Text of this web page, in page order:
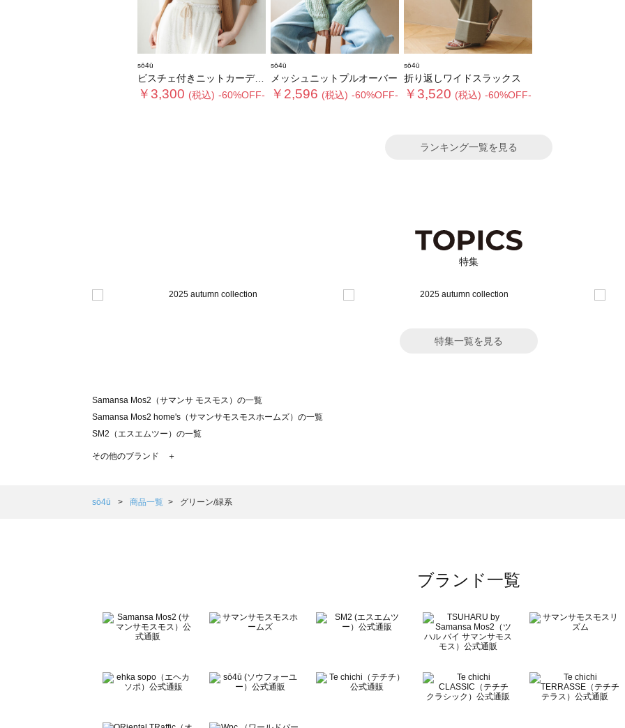
sō4ū
ビスチェ付きニットカーディガン
￥3,300 (税込) -60%OFF-
sō4ū
メッシュニットプルオーバー
￥2,596 (税込) -60%OFF-
sō4ū
折り返しワイドスラックス
￥3,520 (税込) -60%OFF-
ランキング一覧を見る
特集
特集一覧を見る
Samansa Mos2（サマンサ モスモス）の一覧
Samansa Mos2 home's（サマンサモスモスホームズ）の一覧
SM2（エスエムツー）の一覧
TSUHARU by Samansa Mos2（ツハルバイサマンサモスモス）の一覧
Samansa Mos2 Lagom（サマンサモスモス ラーゴム）の一覧
BETTY'S BLUE（べティーズブルー）の一覧
Wpc.（ワールドパーティー）の一覧
その他のブランド ＋
sō4ū 商品一覧 グリーン/緑系
ブランド一覧